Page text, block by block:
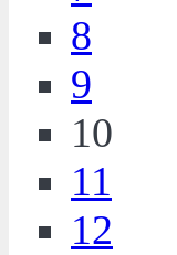
8
9
10
11
12